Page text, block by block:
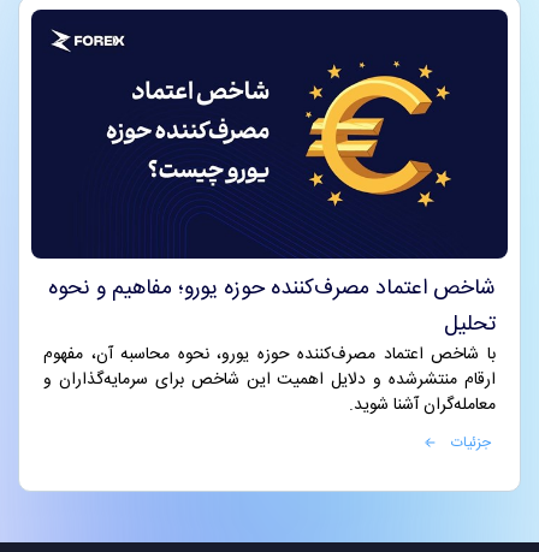
شاخص اعتماد مصرف‌کننده حوزه یورو؛ مفاهیم و نحوه
تحلیل
با شاخص اعتماد مصرف‌کننده حوزه یورو، نحوه محاسبه آن، مفهوم
ارقام منتشرشده و دلایل اهمیت این شاخص برای سرمایه‌گذاران و
معامله‌گران آشنا شوید.
جزئیات